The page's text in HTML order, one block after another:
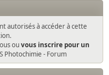
autorisés à accéder à cette
ou vous inscrire pour un
Photochimie - Forum